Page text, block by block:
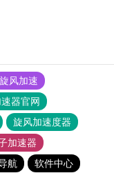
旋风加速
器官网
旋风加速度器
加速器
航 软件中心